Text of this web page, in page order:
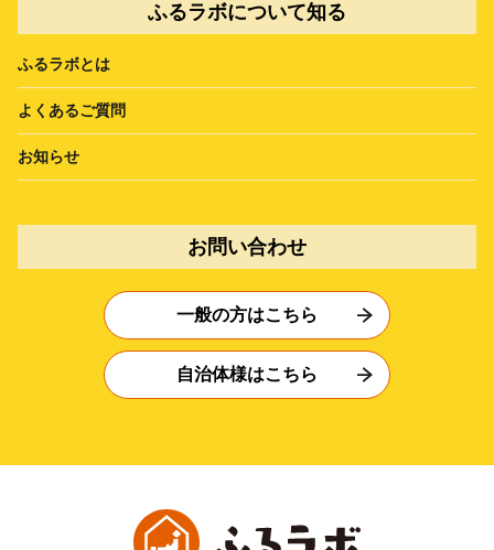
ふるラボについて知る
ふるラボとは
よくあるご質問
お知らせ
お問い合わせ
一般の方はこちら
自治体様はこちら